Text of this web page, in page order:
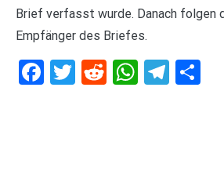
Brief verfasst wurde. Danach folgen
Empfänger des Briefes.
Facebook
Twitter
Reddit